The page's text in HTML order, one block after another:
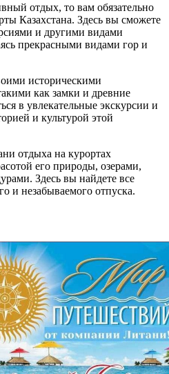
отдых, то вам обязательно
Казахстана. Здесь вы сможете
и другими видами
прекрасными видами гор и
историческими
как замки и древние
в увлекательные экскурсии и
и культурой этой
отдыха на курортах
его природы, озерами,
Здесь вы найдете все
и незабываемого отпуска.